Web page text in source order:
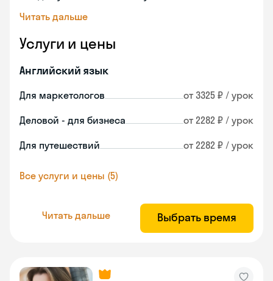
Читать дальше
Услуги и цены
Английский язык
Для маркетологов от 3325 ₽ / урок
Деловой - для бизнеса от 2282 ₽ / урок
Для путешествий от 2282 ₽ / урок
Все услуги и цены (5)
Читать дальше Выбрать время